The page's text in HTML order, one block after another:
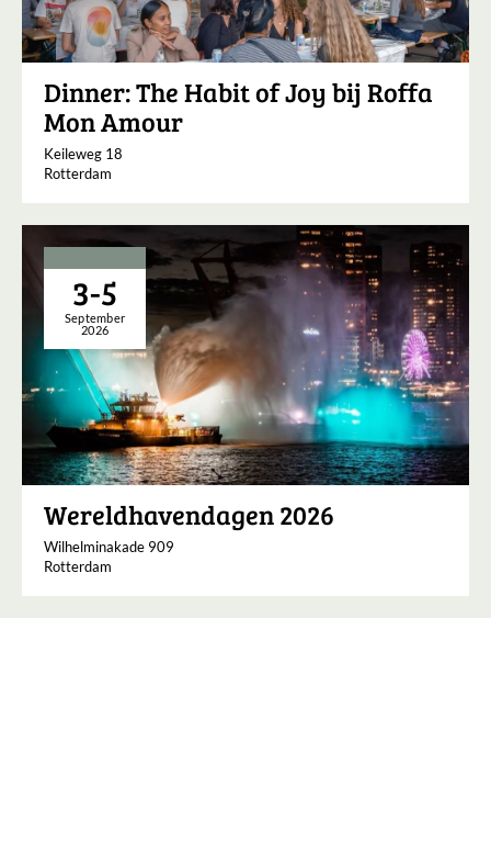
Dinner: The Habit of Joy bij Roffa
Mon Amour
Keileweg 18
Rotterdam
3-5
September
2026
Wereldhavendagen 2026
Wilhelminakade 909
Rotterdam